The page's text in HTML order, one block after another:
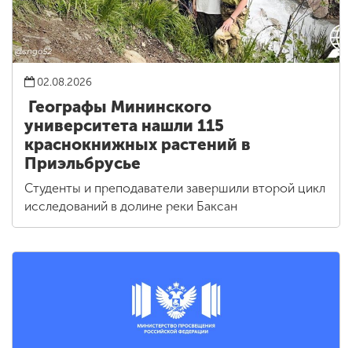
02.08.2026
Географы Мининского
университета нашли 115
краснокнижных растений в
Приэльбрусье
Студенты и преподаватели завершили второй цикл
исследований в долине реки Баксан